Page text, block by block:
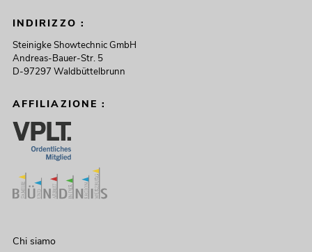
INDIRIZZO :
Steinigke Showtechnic GmbH
Andreas-Bauer-Str. 5
D-97297 Waldbüttelbrunn
AFFILIAZIONE :
Chi siamo